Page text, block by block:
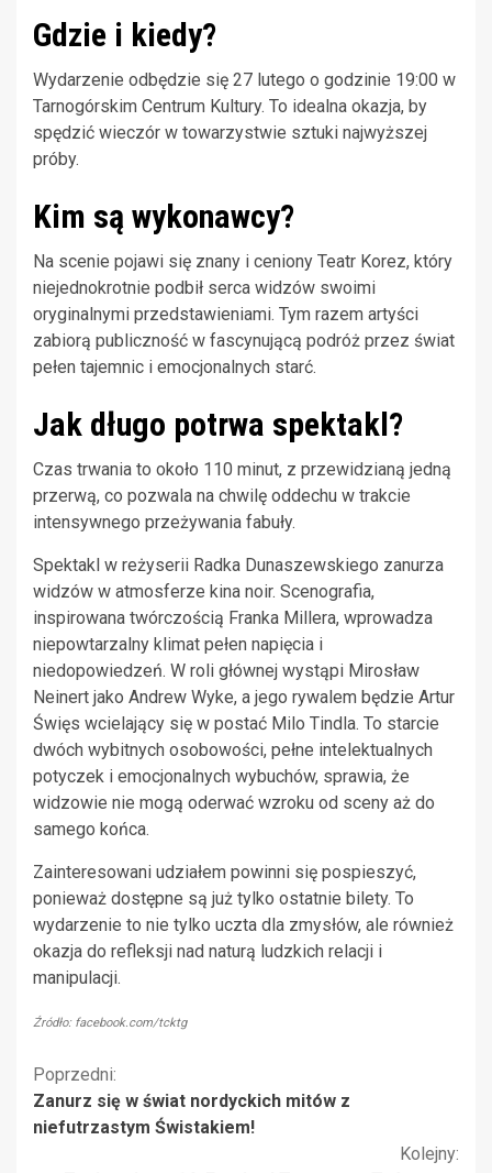
Gdzie i kiedy?
Wydarzenie odbędzie się 27 lutego o godzinie 19:00 w
Tarnogórskim Centrum Kultury. To idealna okazja, by
spędzić wieczór w towarzystwie sztuki najwyższej
próby.
Kim są wykonawcy?
Na scenie pojawi się znany i ceniony Teatr Korez, który
niejednokrotnie podbił serca widzów swoimi
oryginalnymi przedstawieniami. Tym razem artyści
zabiorą publiczność w fascynującą podróż przez świat
pełen tajemnic i emocjonalnych starć.
Jak długo potrwa spektakl?
Czas trwania to około 110 minut, z przewidzianą jedną
przerwą, co pozwala na chwilę oddechu w trakcie
intensywnego przeżywania fabuły.
Spektakl w reżyserii Radka Dunaszewskiego zanurza
widzów w atmosferze kina noir. Scenografia,
inspirowana twórczością Franka Millera, wprowadza
niepowtarzalny klimat pełen napięcia i
niedopowiedzeń. W roli głównej wystąpi Mirosław
Neinert jako Andrew Wyke, a jego rywalem będzie Artur
Święs wcielający się w postać Milo Tindla. To starcie
dwóch wybitnych osobowości, pełne intelektualnych
potyczek i emocjonalnych wybuchów, sprawia, że
widzowie nie mogą oderwać wzroku od sceny aż do
samego końca.
Zainteresowani udziałem powinni się pospieszyć,
ponieważ dostępne są już tylko ostatnie bilety. To
wydarzenie to nie tylko uczta dla zmysłów, ale również
okazja do refleksji nad naturą ludzkich relacji i
manipulacji.
Źródło: facebook.com/tcktg
Kontynuuj
czytanie
Poprzedni:
Zanurz się w świat nordyckich mitów z
niefutrzastym Świstakiem!
Kolejny: